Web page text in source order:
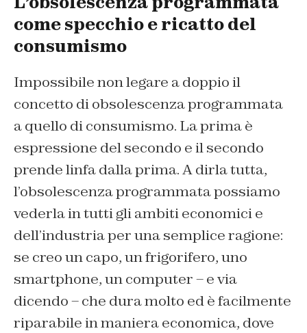
come specchio e ricatto del
consumismo
Impossibile non legare a doppio il
concetto di obsolescenza programmata
a quello di consumismo. La prima è
espressione del secondo e il secondo
prende linfa dalla prima. A dirla tutta,
l’obsolescenza programmata possiamo
vederla in tutti gli ambiti economici e
dell’industria per una semplice ragione:
se creo un capo, un frigorifero, uno
smartphone, un computer – e via
dicendo – che dura molto ed è facilmente
riparabile in maniera economica, dove